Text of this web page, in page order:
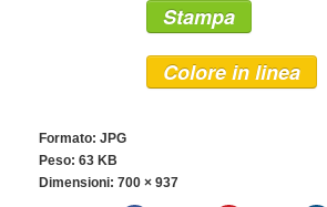
Stampa
Colore in linea
Formato: JPG
Peso: 63 KB
Dimensioni: 700 × 937